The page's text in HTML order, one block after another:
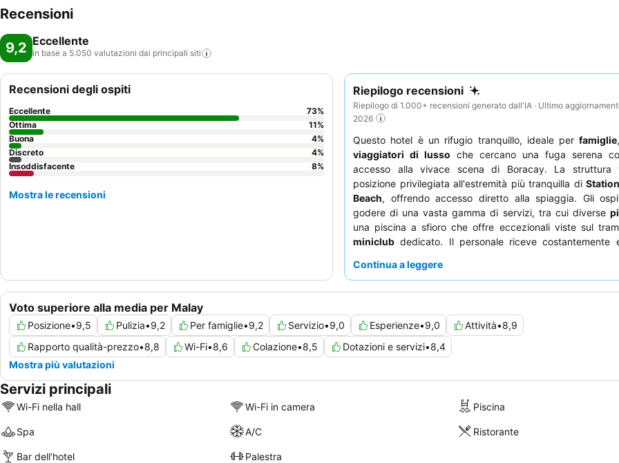
Recensioni
9,2 Eccellente
in base a 5.050 valutazioni dai principali siti
Riepilogo recensioni
Riepilogo di 1.000+ recensioni generato dall'IA · Ultimo
2026
Questo hotel è un rifugio tranquillo, ideale perfamiglie,
viaggiatori di lusso che cercano una fuga serena
accesso alla vivace scena di Boracay. La struttura
posizione privilegiata all'estremità più tranquilla di
Beach, offrendo accesso diretto alla spiaggia. Gli
godere di una vasta gamma di servizi, tra cui diverse
una piscina a sfioro che offre eccezionali viste sul
miniclub dedicato. Il personale riceve costantemente
colazione a buffet
Continua a leggere
Voto superiore alla media per Malay
Posizione•9,5 Pulizia•9,2 Per famiglie•9,2 Servizio•9,0 Esperienze•9,0 Attività•8,9
Rapporto qualità-prezzo•8,8 Wi-Fi•8,6 Colazione•8,5 Dotazioni e servizi•8,4
Mostra più valutazioni
Recensioni degli ospiti
Eccellente 73%
Ottima
11%
Buona
4%
Discreto
4%
Insoddisfacente
8%
Mostra le recensioni
Servizi principali
Wi-Fi nella hall Wi-Fi in camera Piscina
Spa A/C Ristorante
Bar dell'hotel
Palestra